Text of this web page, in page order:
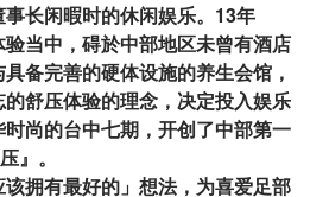
长闲暇时的休闲娱乐。13年
当中，碍於中部地区未曾有酒店
备完善的硬体设施的养生会馆，
舒压体验的理念，决定投入娱乐
尚的台中七期，开创了中部第一
』。
拥有最好的」想法，为喜爱足部